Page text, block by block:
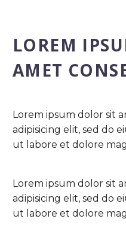
LOREM
AMET
Lorem ipsum dolor sit
adipisicing elit, sed do
ut labore et dolore
Lorem ipsum dolor sit
adipisicing elit, sed do
ut labore et dolore